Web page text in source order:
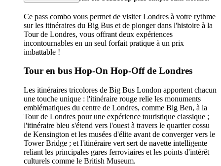
Ce pass combo vous permet de visiter Londres à votre rythme
sur les itinéraires du Big Bus et de plonger dans l'histoire à la
Tour de Londres, vous offrant deux expériences
incontournables en un seul forfait pratique à un prix
imbattable !
Tour en bus Hop-On Hop-Off de Londres
Les itinéraires tricolores de Big Bus London apportent chacun
une touche unique : l'itinéraire rouge relie les monuments
emblématiques du centre de Londres, comme Big Ben, à la
Tour de Londres pour une expérience touristique classique ;
l'itinéraire bleu s'étend vers l'ouest à travers le quartier cossu
de Kensington et les musées d'élite avant de converger vers le
Tower Bridge ; et l'itinéraire vert sert de navette intelligente
reliant les principales gares ferroviaires et les points d'intérêt
culturels comme le British Museum.